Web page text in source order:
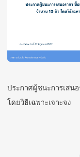
ประกาศผู้ชนะการเสน
โดยวิธีเฉพาะเจาะจง